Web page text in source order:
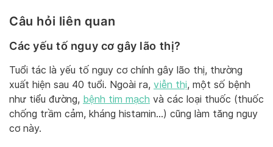
Câu hỏi liên quan
Các yếu tố nguy cơ gây lão thị?
Tuổi tác là yếu tố nguy cơ chính gây lão thị, thường
xuất hiện sau 40 tuổi. Ngoài ra, viễn thị, một số bệnh
như tiểu đường, bệnh tim mạch và các loại thuốc (thuốc
chống trầm cảm, kháng histamin…) cũng làm tăng nguy
cơ này.